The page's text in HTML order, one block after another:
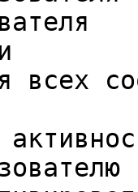
всех